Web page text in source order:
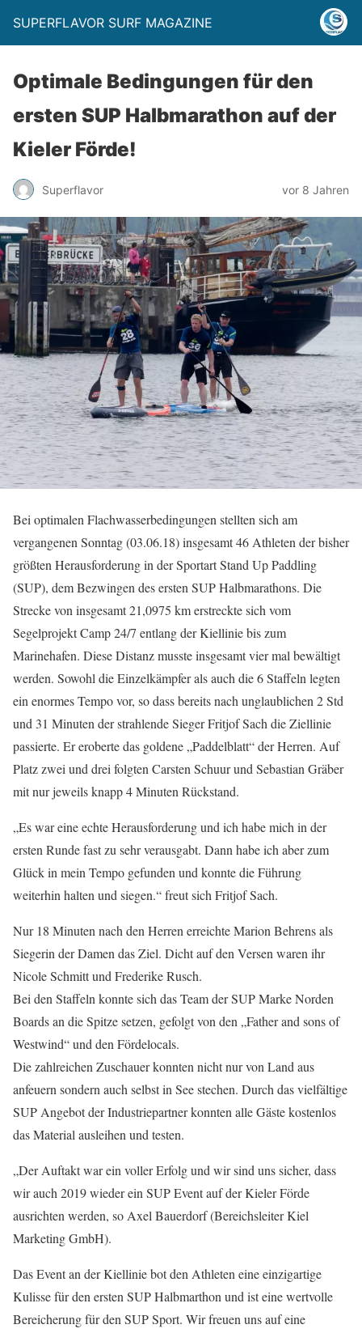
SUPERFLAVOR SURF MAGAZINE
Optimale Bedingungen für den
ersten SUP Halbmarathon auf der
Kieler Förde!
Superflavor vor 8 Jahren
Bei optimalen Flachwasserbedingungen stellten sich am
vergangenen Sonntag (03.06.18) insgesamt 46 Athleten der bisher
größten Herausforderung in der Sportart Stand Up Paddling
(SUP), dem Bezwingen des ersten SUP Halbmarathons. Die
Strecke von insgesamt 21,0975 km erstreckte sich vom
Segelprojekt Camp 24/7 entlang der Kiellinie bis zum
Marinehafen. Diese Distanz musste insgesamt vier mal bewältigt
werden. Sowohl die Einzelkämpfer als auch die 6 Staffeln legten
ein enormes Tempo vor, so dass bereits nach unglaublichen 2 Std
und 31 Minuten der strahlende Sieger Fritjof Sach die Ziellinie
passierte. Er eroberte das goldene „Paddelblatt“ der Herren. Auf
Platz zwei und drei folgten Carsten Schuur und Sebastian Gräber
mit nur jeweils knapp 4 Minuten Rückstand.
„Es war eine echte Herausforderung und ich habe mich in der
ersten Runde fast zu sehr verausgabt. Dann habe ich aber zum
Glück in mein Tempo gefunden und konnte die Führung
weiterhin halten und siegen.“ freut sich Fritjof Sach.
Nur 18 Minuten nach den Herren erreichte Marion Behrens als
Siegerin der Damen das Ziel. Dicht auf den Versen waren ihr
Nicole Schmitt und Frederike Rusch.
Bei den Staffeln konnte sich das Team der SUP Marke Norden
Boards an die Spitze setzen, gefolgt von den „Father and sons of
Westwind“ und den Fördelocals.
Die zahlreichen Zuschauer konnten nicht nur von Land aus
anfeuern sondern auch selbst in See stechen. Durch das vielfältige
SUP Angebot der Industriepartner konnten alle Gäste kostenlos
das Material ausleihen und testen.
„Der Auftakt war ein voller Erfolg und wir sind uns sicher, dass
wir auch 2019 wieder ein SUP Event auf der Kieler Förde
ausrichten werden, so Axel Bauerdorf (Bereichsleiter Kiel
Marketing GmbH).
Das Event an der Kiellinie bot den Athleten eine einzigartige
Kulisse für den ersten SUP Halbmarthon und ist eine wertvolle
Bereicherung für den SUP Sport. Wir freuen uns auf eine